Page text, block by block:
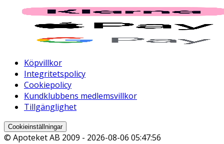
Köpvillkor
Integritetspolicy
Cookiepolicy
Kundklubbens medlemsvillkor
Tillgänglighet
Cookieinställningar
© Apoteket AB 2009 - 2026-08-06 05:47:56